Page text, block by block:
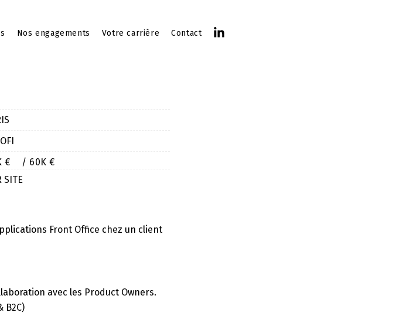
Nos engagements Votre carrière Contact
€
/ 60K €
SITE
Front Office chez un client
avec les Product Owners.
B2C)